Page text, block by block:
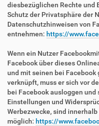
diesbezüglichen Rechte
Schutz der Privatsphäre der
Datenschutzhinweisen von
entnehmen: https://
Wenn ein Nutzer
Facebook über dieses
und mit seinen bei
verknüpft, muss er sich vor
bei Facebook ausloggen
Einstellungen und
Werbezwecke, sind
möglich: https://